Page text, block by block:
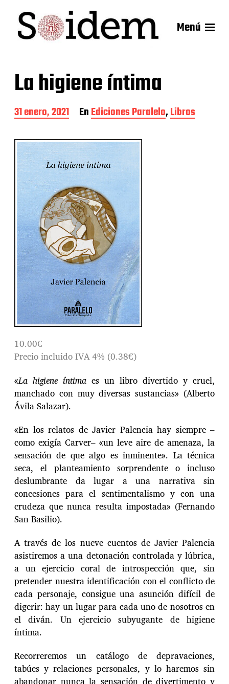
Menú
La higiene íntima
F
e
h
a
n
a
d
a
31 enero, 2021 EnEdiciones Paralelo,Libros
10.00€
Precio incluido IVA 4% (0.38€)
«La higiene íntima es un libro divertido y cruel,
manchado con muy diversas sustancias» (Alberto
Ávila Salazar).
«En los relatos de Javier Palencia hay siempre –
como exigía Carver– «un leve aire de amenaza, la
sensación de que algo es inminente». La técnica
seca, el planteamiento sorprendente o incluso
deslumbrante da lugar a una narrativa sin
concesiones para el sentimentalismo y con una
crudeza que nunca resulta impostada» (Fernando
San Basilio).
A través de los nueve cuentos de Javier Palencia
asistiremos a una detonación controlada y lúbrica,
a un ejercicio coral de introspección que, sin
pretender nuestra identificación con el conflicto de
cada personaje, consigue una asunción difícil de
digerir: hay un lugar para cada uno de nosotros en
el diván. Un ejercicio subyugante de higiene
íntima.
Recorreremos un catálogo de depravaciones,
tabúes y relaciones personales, y lo haremos sin